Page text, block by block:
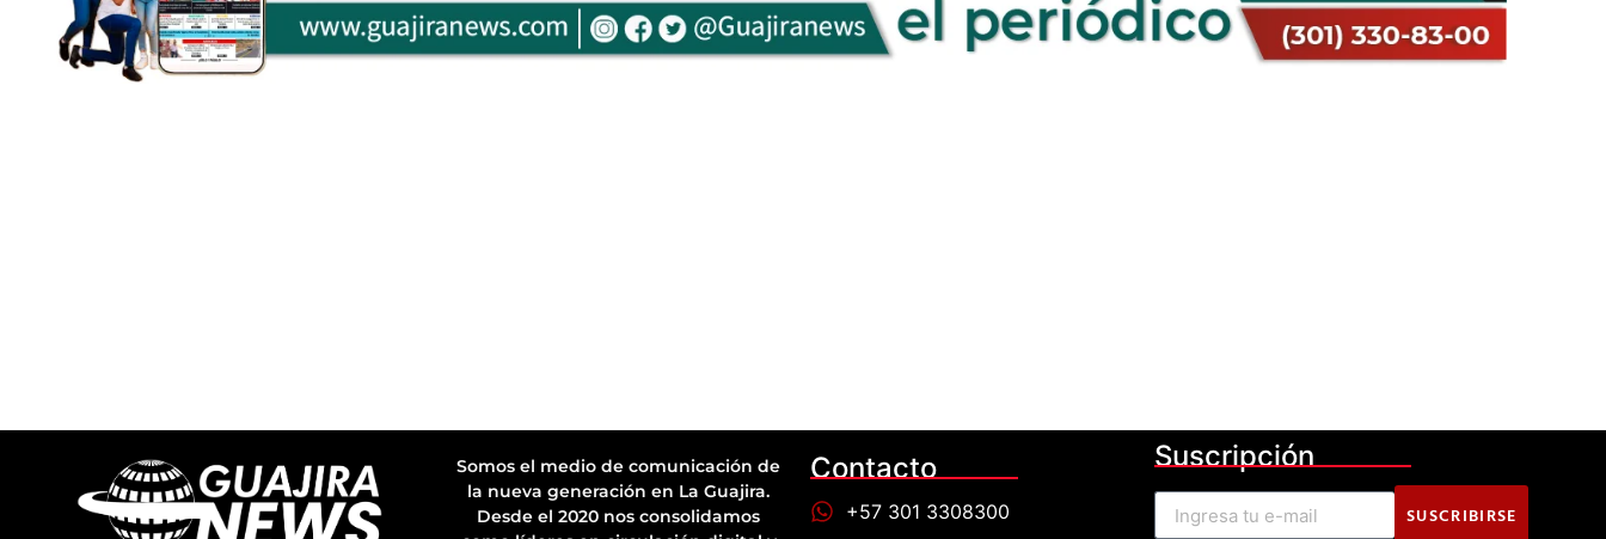
Somos el medio de comunicación de
la nueva generación en La Guajira.
Desde el 2020 nos consolidamos
Contacto
+57 301 3308300
Suscripción
SUSCRIBIRSE